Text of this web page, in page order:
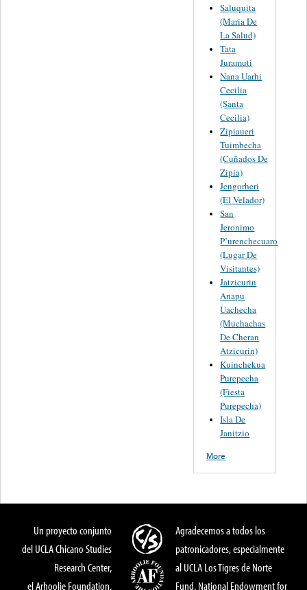
Saluquita
(Maria De
La Salud)
Tata
Juramuti
Nana Uarhi
Cecilia
(Santa
Cecilia)
Zipiaueri
Tuimbecha
(Cuñados De
Zipia)
Jengorheri
(El Velador)
San
Jeronimo
P’urenchecuaro
(Lugar De
Visitantes)
Jatzicurin
Anapu
Uachecha
(Muchachas
De Cheran
Atzicurin)
Kuinchekua
Purepecha
(Fiesta
Purepecha)
Isla De
Janitzio
More
Un proyecto conjunto
del UCLA Chicano Studies
Research Center,
el Arhoolie Foundation,
Agradecemos a todos los
patronicadores, especialmente
al UCLA Los Tigres de Norte
Fund, National Endowment for